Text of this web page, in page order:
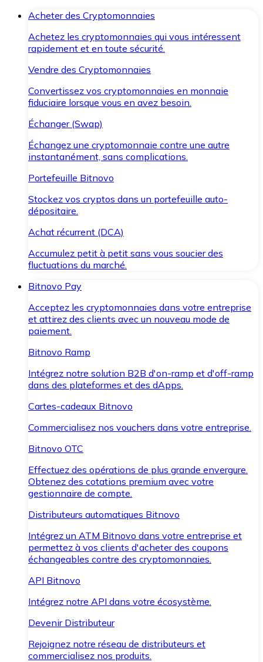
Acheter des Cryptomonnaies
Achetez les cryptomonnaies qui vous intéressent
rapidement et en toute sécurité.
Vendre des Cryptomonnaies
Convertissez vos cryptomonnaies en monnaie
fiduciaire lorsque vous en avez besoin.
Échanger (Swap)
Échangez une cryptomonnaie contre une autre
instantanément, sans complications.
Portefeuille Bitnovo
Stockez vos cryptos dans un portefeuille auto-
dépositaire.
Achat récurrent (DCA)
Accumulez petit à petit sans vous soucier des
fluctuations du marché.
Bitnovo Pay
Acceptez les cryptomonnaies dans votre entreprise
et attirez des clients avec un nouveau mode de
paiement.
Bitnovo Ramp
Intégrez notre solution B2B d'on-ramp et d'off-ramp
dans des plateformes et des dApps.
Cartes-cadeaux Bitnovo
Commercialisez nos vouchers dans votre entreprise.
Bitnovo OTC
Effectuez des opérations de plus grande envergure.
Obtenez des cotations premium avec votre
gestionnaire de compte.
Distributeurs automatiques Bitnovo
Intégrez un ATM Bitnovo dans votre entreprise et
permettez à vos clients d'acheter des coupons
échangeables contre des cryptomonnaies.
API Bitnovo
Intégrez notre API dans votre écosystème.
Devenir Distributeur
Rejoignez notre réseau de distributeurs et
commercialisez nos produits.